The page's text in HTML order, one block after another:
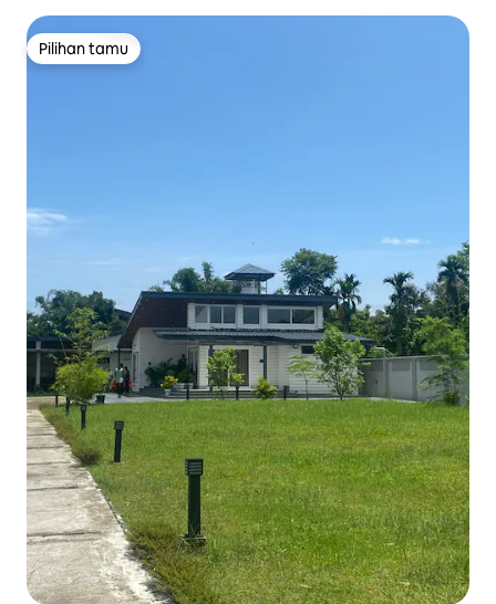
Pilihan tamu
Pilihan tamu